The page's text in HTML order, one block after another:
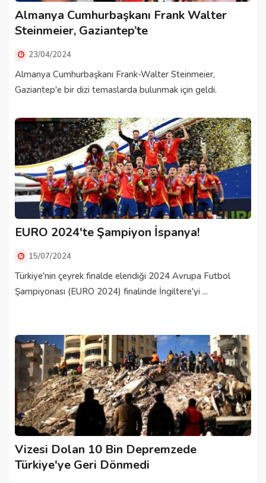
Almanya Cumhurbaşkanı Frank Walter
Steinmeier, Gaziantep’te
23/04/2024
Almanya Cumhurbaşkanı Frank-Walter Steinmeier,
Gaziantep'e bir dizi temaslarda bulunmak için geldi.
EURO 2024'te Şampiyon İspanya!
15/07/2024
Türkiye'nin çeyrek finalde elendiği 2024 Avrupa Futbol
Şampiyonası (EURO 2024) finalinde İngiltere'yi ...
Vizesi Dolan 10 Bin Depremzede
Türkiye'ye Geri Dönmedi